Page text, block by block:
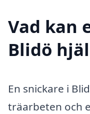
Vad kan
Blidö
En snickare i
träarbeten och